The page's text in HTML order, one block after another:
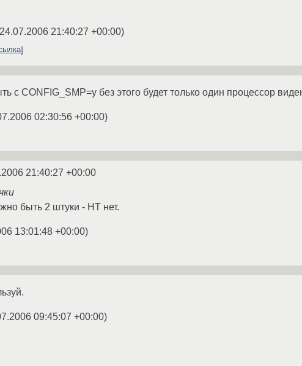
24.07.2006 21:40:27 +00:00)
с CONFIG_SMP=y без этого будет только один процессор
02:30:56 +00:00)
21:40:27 +00:00
быть 2 штуки - НТ нет.
13:01:48 +00:00)
09:45:07 +00:00)